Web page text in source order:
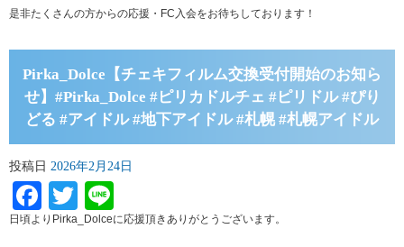
是非たくさんの方からの応援・FC入会をお待ちしております！
Pirka_Dolce【チェキフィルム交換受付開始のお知ら
せ】#Pirka_Dolce #ピリカドルチェ #ピリドル #ぴり
どる #アイドル #地下アイドル #札幌 #札幌アイドル
投稿日 2026年2月24日
Facebook
Twitter
日頃よりPirka_Dolceに応援頂きありがとうございます。